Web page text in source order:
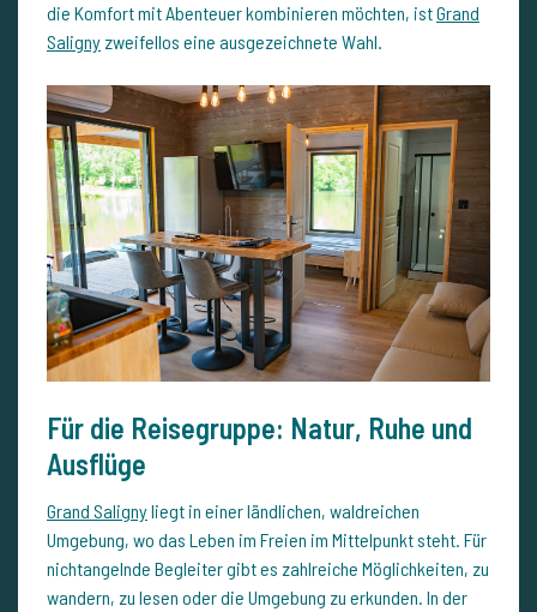
die Komfort mit Abenteuer kombinieren möchten, istGrand
Saligny zweifellos eine ausgezeichnete Wahl.
Für die Reisegruppe: Natur, Ruhe und
Ausflüge
Grand Salignyliegt in einer ländlichen, waldreichen
Umgebung, wo das Leben im Freien im Mittelpunkt steht. Für
nichtangelnde Begleiter gibt es zahlreiche Möglichkeiten, zu
wandern, zu lesen oder die Umgebung zu erkunden. In der